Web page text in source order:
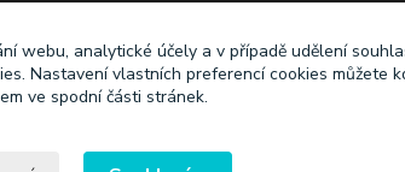
webu, analytické účely a v případě udělení
Nastavení vlastních preferencí cookies můžete
ve spodní části stránek.